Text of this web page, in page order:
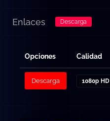
Enlaces Descarga
Opciones Calidad
Descarga 1080p HD